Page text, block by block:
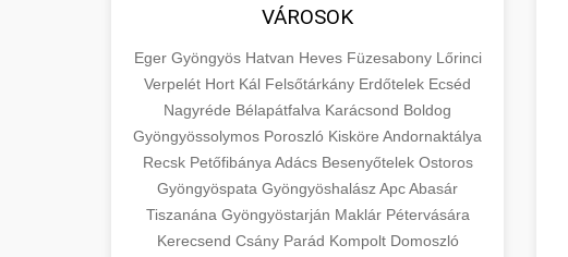
VÁROSOK
Eger Gyöngyös Hatvan Heves Füzesabony Lőrinci
Verpelét Hort Kál Felsőtárkány Erdőtelek Ecséd
Nagyréde Bélapátfalva Karácsond Boldog
Gyöngyössolymos Poroszló Kisköre Andornaktálya
Recsk Petőfibánya Adács Besenyőtelek Ostoros
Gyöngyöspata Gyöngyöshalász ApcAbasár
Tiszanána Gyöngyöstarján Maklár Pétervására
Kerecsend Csány Parád Kompolt Domoszló